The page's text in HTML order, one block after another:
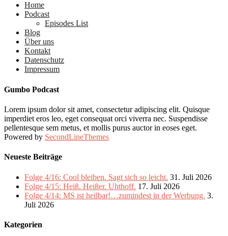
Home
Podcast
Episodes List
Blog
Über uns
Kontakt
Datenschutz
Impressum
Gumbo Podcast
Lorem ipsum dolor sit amet, consectetur adipiscing elit. Quisque
imperdiet eros leo, eget consequat orci viverra nec. Suspendisse
pellentesque sem metus, et mollis purus auctor in eoses eget.
Powered by SecondLineThemes
Neueste Beiträge
Folge 4/16: Cool bleiben. Sagt sich so leicht. 31. Juli 2026
Folge 4/15: Heiß. Heißer. Uhthoff. 17. Juli 2026
Folge 4/14: MS ist heilbar!…zumindest in der Werbung. 3.
Juli 2026
Kategorien